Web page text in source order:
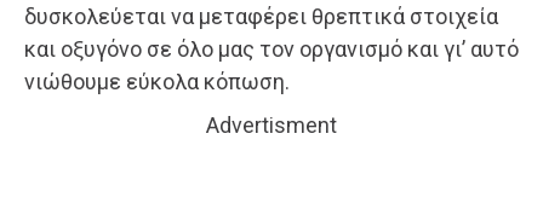
δυσκολεύεται να μεταφέρει θρεπτικά στοιχεία
και οξυγόνο σε όλο μας τον οργανισμό και γι’ αυτό
νιώθουμε εύκολα κόπωση.
Advertisment